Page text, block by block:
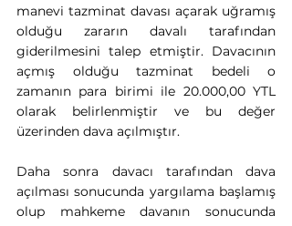
manevi tazminat davası açarak uğramış
olduğu zararın davalı tarafından
giderilmesini talep etmiştir. Davacının
açmış olduğu tazminat bedeli o
zamanın para birimi ile 20.000,00 YTL
olarak belirlenmiştir ve bu değer
üzerinden dava açılmıştır.
Daha sonra davacı tarafından dava
açılması sonucunda yargılama başlamış
olup mahkeme davanın sonucunda